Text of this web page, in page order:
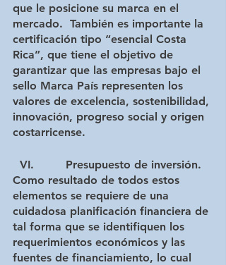
que le posicione su marca en el
mercado.  También es importante la
certificación tipo “esencial Costa
Rica”, que tiene el objetivo de
garantizar que las empresas bajo el
sello Marca País representen los
valores de excelencia, sostenibilidad,
innovación, progreso social y origen
costarricense.
  VI.         Presupuesto de inversión.
Como resultado de todos estos
elementos se requiere de una
cuidadosa planificación financiera de
tal forma que se identifiquen los
requerimientos económicos y las
fuentes de financiamiento, lo cual